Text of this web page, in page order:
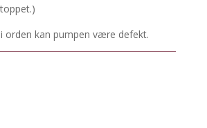
orden kan pumpen være defekt.